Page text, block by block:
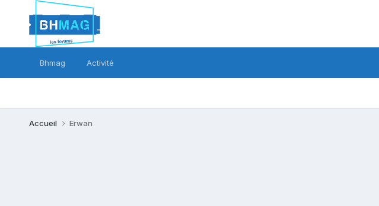
Bhmag Activité
Accueil Erwan